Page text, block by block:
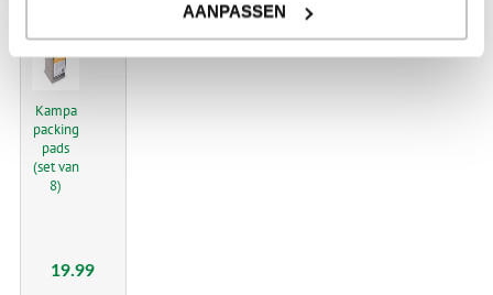
AANPASSEN
Kampa
packing
pads
(set van
8)
€
19.99